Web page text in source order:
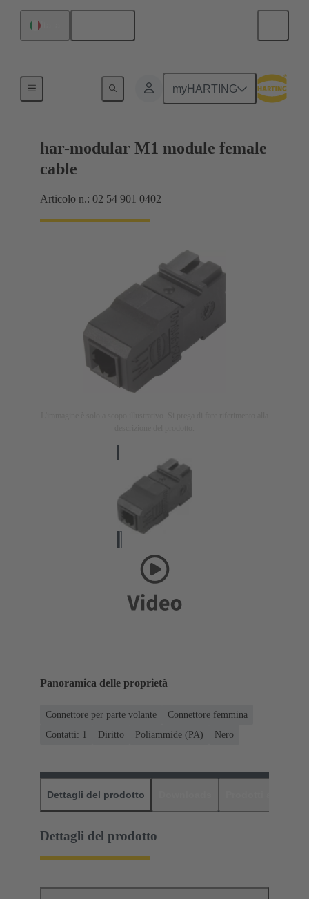
myHARTING
har-modular M1 module female
cable
Articolo n.: 02 54 901 0402
Panoramica delle proprietà
Connettore per parte volante
Connettore femmina
Contatti: 1
Diritto Poliammide (PA) Nero
Dettagli del prodotto
Dettagli del prodotto